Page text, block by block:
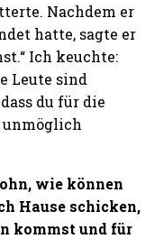
Nachdem er
hatte, sagte er
Ich keuchte:
Leute sind
du für die
unmöglich
wie können
Hause schicken,
kommst und für